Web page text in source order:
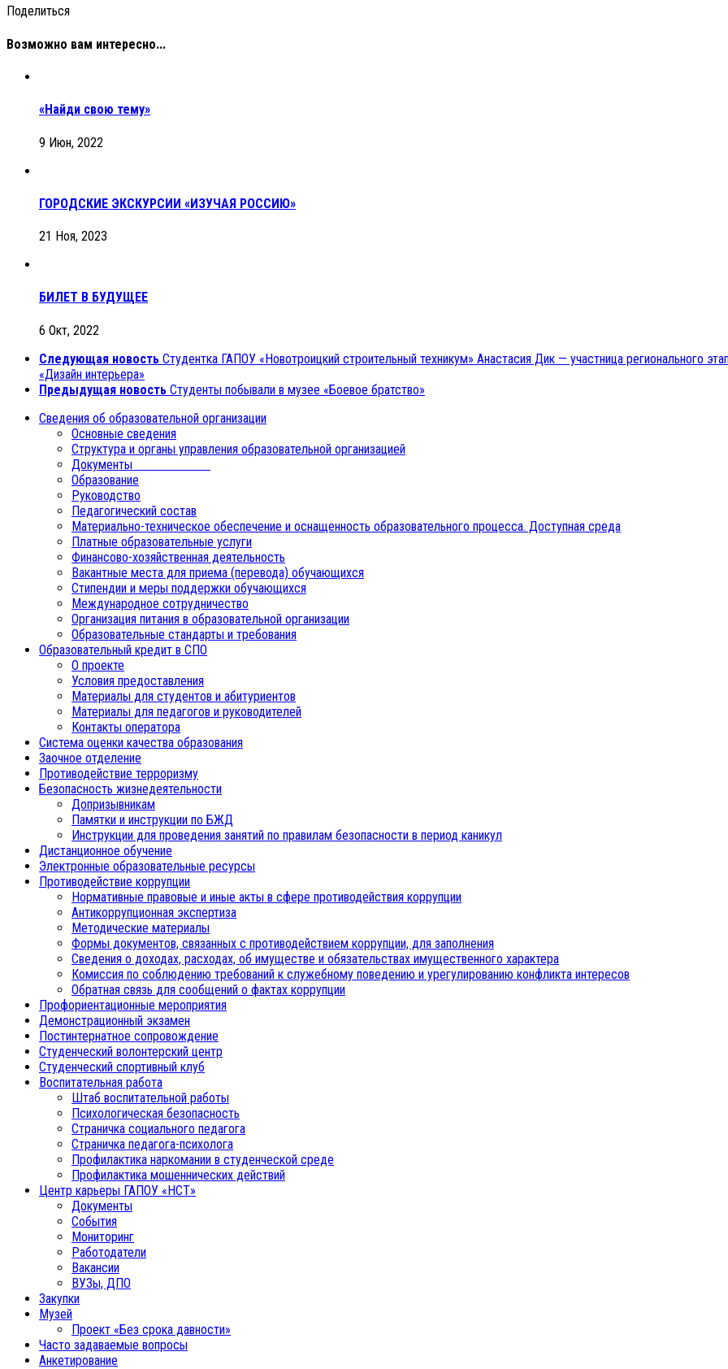
Поделиться
Возможно вам интересно...
«Найди свою тему»
9 Июн, 2022
ГОРОДСКИЕ ЭКСКУРСИИ «ИЗУЧАЯ РОССИЮ»
21 Ноя, 2023
БИЛЕТ В БУДУЩЕЕ
6 Окт, 2022
Следующая новость Студентка ГАПОУ «Новотроицкий строительный техникум» Анастасия Дик — участница регионального
«Дизайн интерьера»
Предыдущая новость Студенты побывали в музее «Боевое братство»
Сведения об образовательной организации
Основные сведения
Структура и органы управления образовательной организацией
Документы
Образование
Руководство
Педагогический состав
Материально-техническое обеспечение и оснащенность образовательного процесса. Доступная среда
Платные образовательные услуги
Финансово-хозяйственная деятельность
Вакантные места для приема (перевода) обучающихся
Стипендии и меры поддержки обучающихся
Международное сотрудничество
Организация питания в образовательной организации
Образовательные стандарты и требования
Образовательный кредит в СПО
О проекте
Условия предоставления
Материалы для студентов и абитуриентов
Материалы для педагогов и руководителей
Контакты оператора
Система оценки качества образования
Заочное отделение
Противодействие терроризму
Безопасность жизнедеятельности
Допризывникам
Памятки и инструкции по БЖД
Инструкции для проведения занятий по правилам безопасности в период каникул
Дистанционное обучение
Электронные образовательные ресурсы
Противодействие коррупции
Нормативные правовые и иные акты в сфере противодействия коррупции
Антикоррупционная экспертиза
Методические материалы
Формы документов, связанных с противодействием коррупции, для заполнения
Сведения о доходах, расходах, об имуществе и обязательствах имущественного характера
Комиссия по соблюдению требований к служебному поведению и урегулированию конфликта интересов
Обратная связь для сообщений о фактах коррупции
Профориентационные мероприятия
Демонстрационный экзамен
Постинтернатное сопровождение
Студенческий волонтерский центр
Студенческий спортивный клуб
Воспитательная работа
Штаб воспитательной работы
Психологическая безопасность
Страничка социального педагога
Страничка педагога-психолога
Профилактика наркомании в студенческой среде
Профилактика мошеннических действий
Центр карьеры ГАПОУ «НСТ»
Документы
События
Мониторинг
Работодатели
Вакансии
ВУЗы, ДПО
Закупки
Музей
Проект «Без срока давности»
Часто задаваемые вопросы
Анкетирование